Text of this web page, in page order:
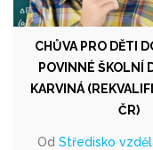
CHŮVA PRO DĚTI
POVINNÉ ŠKOLNÍ
KARVINÁ
ČR)
Od Středisko